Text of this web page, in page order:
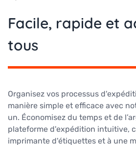
Facile, rapide et
tous
Organisez vos processus
manière simple et efficace avec
un. Économisez du temps et de
plateforme d'expédition intuitive,
imprimante d'étiquettes et à une